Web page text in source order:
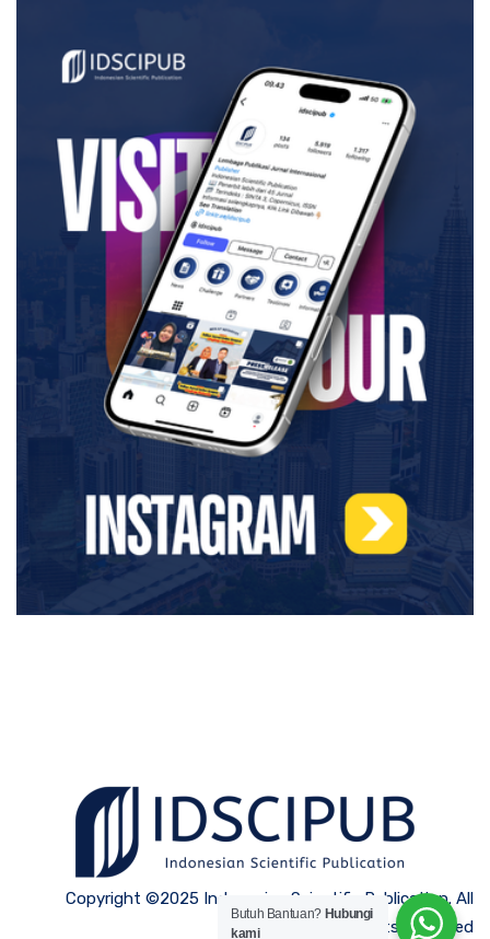
Copyright ©2025 Indonesian Scientific Publication. All
Rights Reserved
Butuh Bantuan? Hubungi
kami